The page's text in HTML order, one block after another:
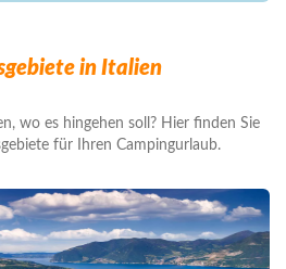
in Italien
wo es hingehen soll? Hier finden Sie
für Ihren Campingurlaub.